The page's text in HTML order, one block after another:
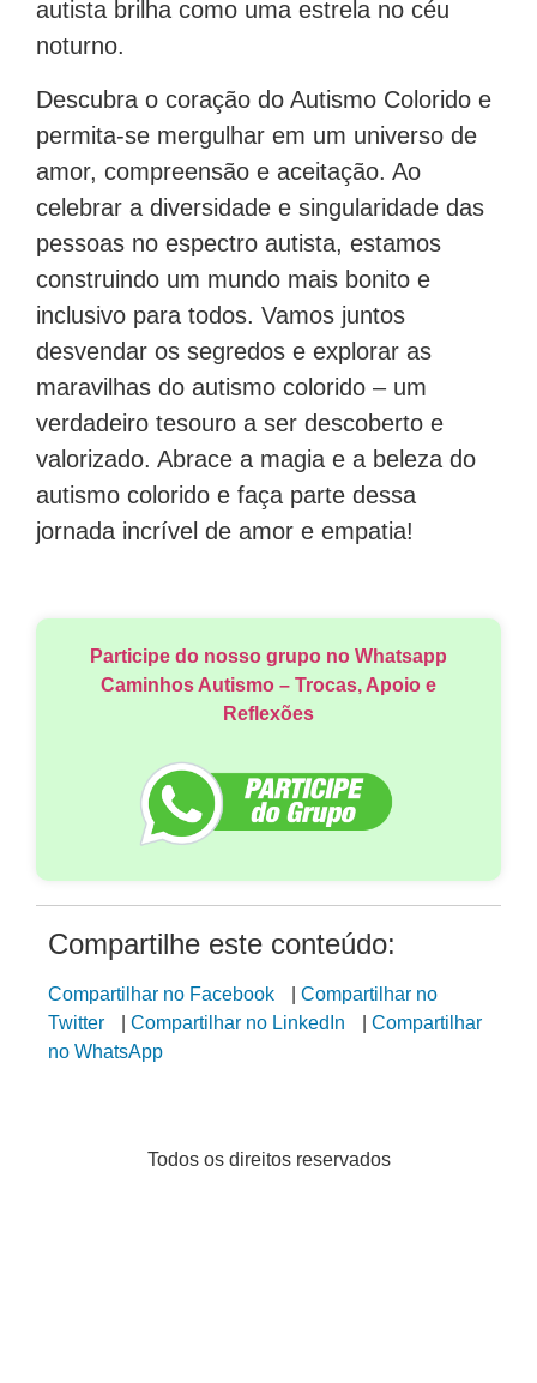
autista brilha como uma estrela no céu
noturno.
Descubra o coração do Autismo Colorido e
permita-se mergulhar em um universo de
amor, compreensão e aceitação. Ao
celebrar a diversidade e singularidade das
pessoas no espectro autista, estamos
construindo um mundo mais bonito e
inclusivo para todos. Vamos juntos
desvendar os segredos e explorar as
maravilhas do autismo colorido – um
verdadeiro tesouro a ser descoberto e
valorizado. Abrace a magia e a beleza do
autismo colorido e faça parte dessa
jornada incrível de amor e empatia!
Participe do nosso grupo no Whatsapp
Caminhos Autismo – Trocas, Apoio e
Reflexões
Compartilhe este conteúdo:
Compartilhar no Facebook | Compartilhar no
Twitter
| Compartilhar no LinkedIn | Compartilhar
no WhatsApp
Todos os direitos reservados